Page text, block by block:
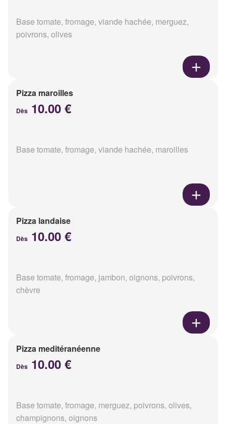
Base tomate, fromage, viande hachée, merguez,
poivrons, olives
Pizza maroilles
Dès 10.00 €
Base tomate, fromage, viande hachée, maroilles
Pizza landaise
Dès 10.00 €
Base tomate, fromage, jambon, oignons, poivrons,
chèvre
Pizza meditéranéenne
Dès 10.00 €
Base tomate, fromage, merguez, poivrons, olives,
champignons, oignons